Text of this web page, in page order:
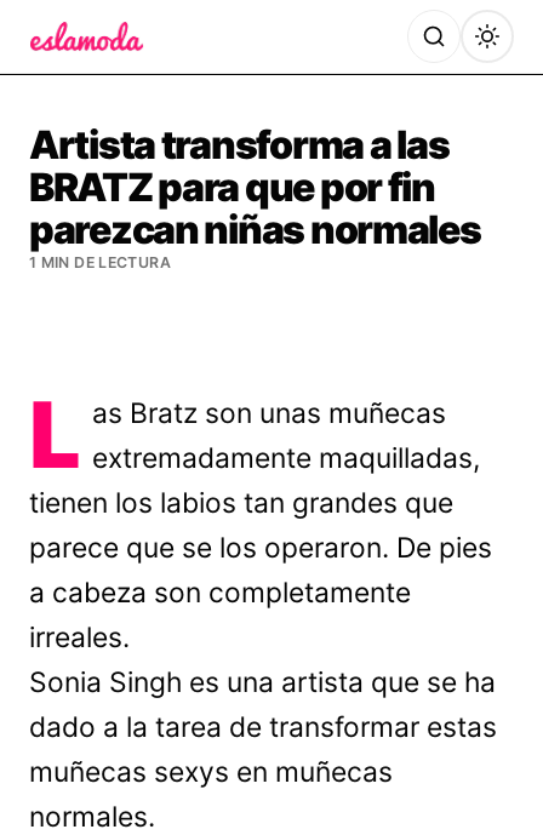
Artista transforma a las
BRATZ para que por fin
parezcan niñas normales
1 MIN DE LECTURA
L as Bratz son unas muñecas
extremadamente maquilladas,
tienen los labios tan grandes que
parece que se los operaron. De pies
a cabeza son completamente
irreales.
Sonia Singh es una artista que se ha
dado a la tarea de transformar estas
muñecas sexys en muñecas
normales.